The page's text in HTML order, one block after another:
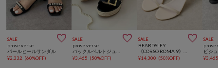
SALE 
prose verse
パールヒールサンダル
¥2,332 (60%OFF)
SALE 
prose verse
¥3,465 (50%OFF)
SALE 
BEARDSLEY
¥14,300 (50%OFF)
SALE
prose
¥